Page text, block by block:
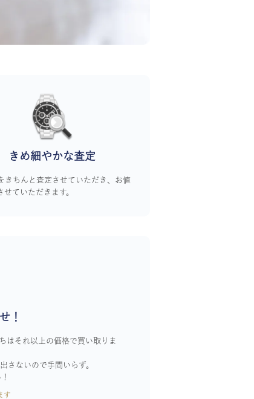
きめ細やかな査定
きちんと査定させていただき、お値
せていただきます。
！
はそれ以上の価格で買い取りま
さないので手間いらず。
す